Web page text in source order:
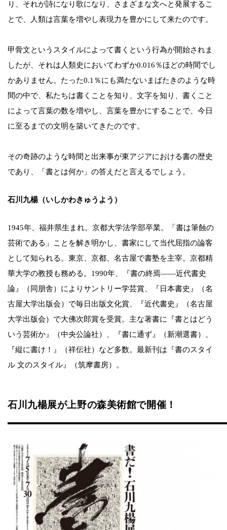
り、それが詩になり歌になり、さまざまな文へと発展するこ
とで、人類は言葉を増やし表現力を豊かにして来たのです。
甲骨文というスタイルによって書くという行為が開始されま
したが、それは人類史においてわずか0.016％ほどの時間でし
かありません。たった0.1％にも満たないまばたきのような時
間の中で、私たちは書くことを知り、文字を知り、書くこと
によって言葉の数を増やし、言葉を豊かにすることで、今日
に至るまでの文明を築いてきたのです。
その奇跡のような時間と出来事が東アジアにおける書の歴史
であり、「書とは何か」の答えだと言えるでしょう。
石川九楊（いしかわきゅうよう）
1945年、福井県生まれ。京都大学法学部卒業。「書は筆蝕の
芸術である」ことを解き明かし、書家にして当代屈指の論客
として知られる。東京、京都、名古屋で書塾を主宰。京都精
華大学の教授も務める。1990年、『書の終焉——近代書史
論』（同朋舎）によりサントリー学芸賞、『日本書史』（名
古屋大学出版会）で毎日出版文化賞、『近代書史』（名古屋
大学出版会）で大佛次郎賞を受賞。主な著書に『書とはどう
いう芸術か』（中央公論社）、『書に通ず』（新潮選書）、
『縦に書け！』（祥伝社）など多数。最新刊は『書のスタイ
ル 文のスタイル』（筑摩書房）。
石川九楊展が上野の森美術館で開催！